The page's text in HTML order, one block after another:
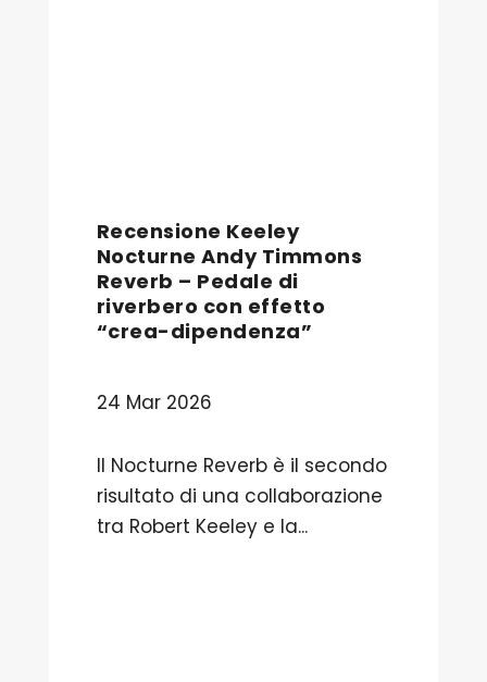
Recensione Keeley
Nocturne Andy Timmons
Reverb – Pedale di
riverbero con effetto
“crea-dipendenza”
24 Mar 2026
Il Nocturne Reverb è il secondo
risultato di una collaborazione
tra Robert Keeley e la...